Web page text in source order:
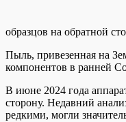
образцов на обратной
Пыль, привезенная на
компонентов в ранней
В июне 2024 года
сторону. Недавний
редкими, могли